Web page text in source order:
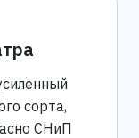
сорта,
СНиП